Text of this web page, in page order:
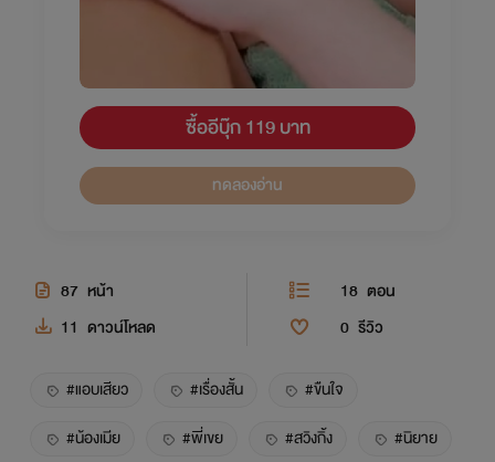
ซื้ออีบุ๊ก 119 บาท
ทดลองอ่าน
87 หน้า 18 ตอน
11 ดาวน์โหลด 0 รีวิว
#แอบเสียว #เรื่องสั้น
#ขืนใจ
#น้องเมีย
#พี่เขย #สวิงกิ้ง
#นิยาย